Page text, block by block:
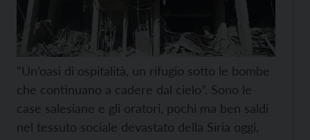
“Un’oasi di ospitalità, un rifugio sotto le bombe
che continuano a cadere dal cielo”. Sono le
case salesiane e gli oratori, pochi ma ben saldi
nel tessuto sociale devastato della Siria oggi,